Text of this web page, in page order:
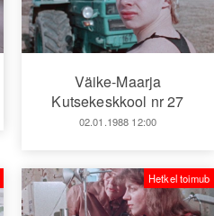
Väike-Maarja
Kutsekeskkool nr 27
02.01.1988 12:00
Hetkel toimub